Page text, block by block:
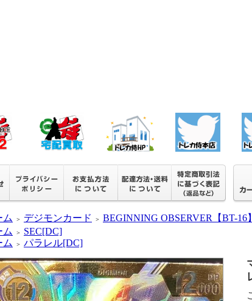
ム ＞ デジモンカード ＞ BEGINNING OBSERVER【BT-16】
ム
＞
SEC[DC]
ム
＞ パラレル[DC]